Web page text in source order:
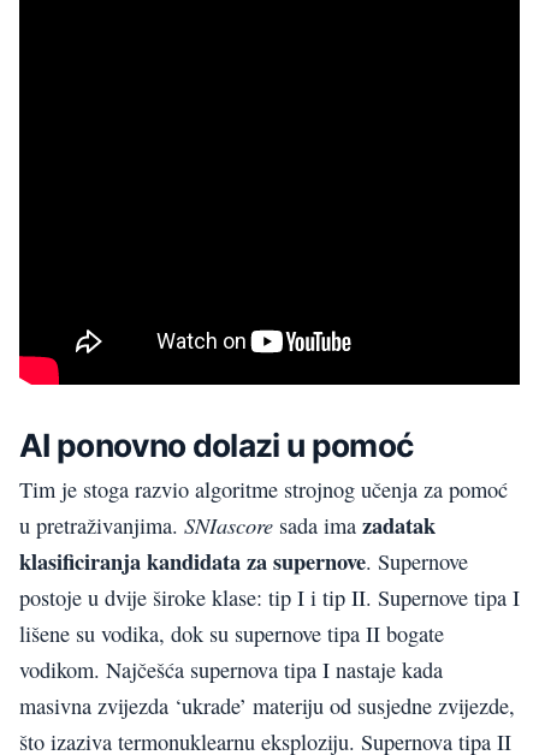
AI ponovno dolazi u pomoć
Tim je stoga razvio algoritme strojnog učenja za pomoć
u pretraživanjima. SNIascore sada ima zadatak
klasificiranja kandidata za supernove. Supernove
postoje u dvije široke klase: tip I i ​​tip II. Supernove tipa I
lišene su vodika, dok su supernove tipa II bogate
vodikom. Najčešća supernova tipa I nastaje kada
masivna zvijezda ‘ukrade’ materiju od susjedne zvijezde,
što izaziva termonuklearnu eksploziju. Supernova tipa II